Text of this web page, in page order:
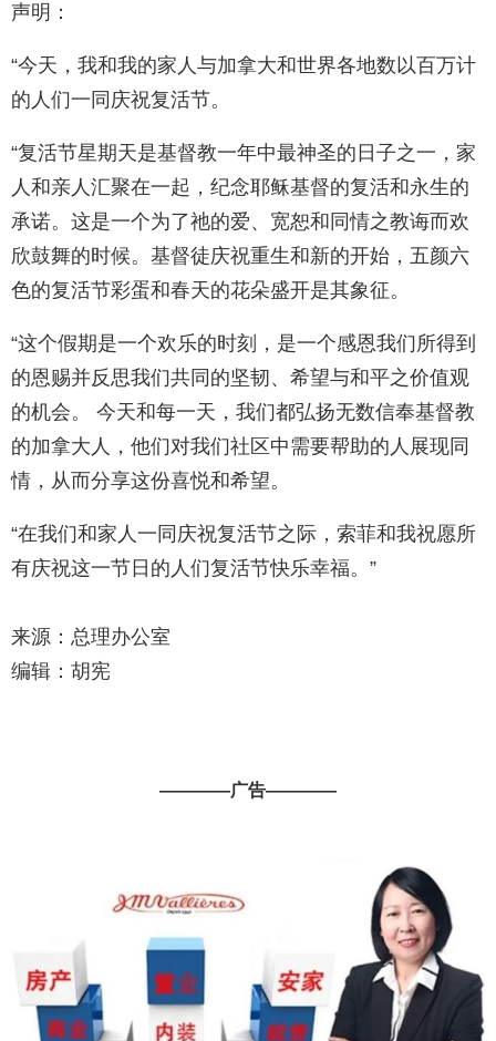
声明：
“今天，我和我的家人与加拿大和世界各地数以百万计
的人们一同庆祝复活节。
“复活节星期天是基督教一年中最神圣的日子之一，家
人和亲人汇聚在一起，纪念耶稣基督的复活和永生的
承诺。这是一个为了祂的爱、宽恕和同情之教诲而欢
欣鼓舞的时候。基督徒庆祝重生和新的开始，五颜六
色的复活节彩蛋和春天的花朵盛开是其象征。
“这个假期是一个欢乐的时刻，是一个感恩我们所得到
的恩赐并反思我们共同的坚韧、希望与和平之价值观
的机会。 今天和每一天，我们都弘扬无数信奉基督教
的加拿大人，他们对我们社区中需要帮助的人展现同
情，从而分享这份喜悦和希望。
“在我们和家人一同庆祝复活节之际，索菲和我祝愿所
有庆祝这一节日的人们复活节快乐幸福。”
来源：总理办公室
编辑：胡宪
————广告————